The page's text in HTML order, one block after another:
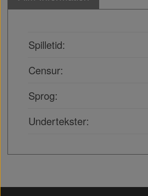
Spilletid:
Censur:
Sprog:
Undertekster: